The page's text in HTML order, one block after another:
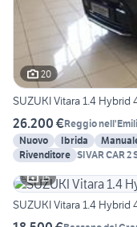
20
SUZUKI Vitara 1.4 Hybrid
26.200 €Reggio
Nuovo
Ibrida
Rivenditore SIVAR CAR 2
15
SUZUKI Vitara 1.4 Hybrid